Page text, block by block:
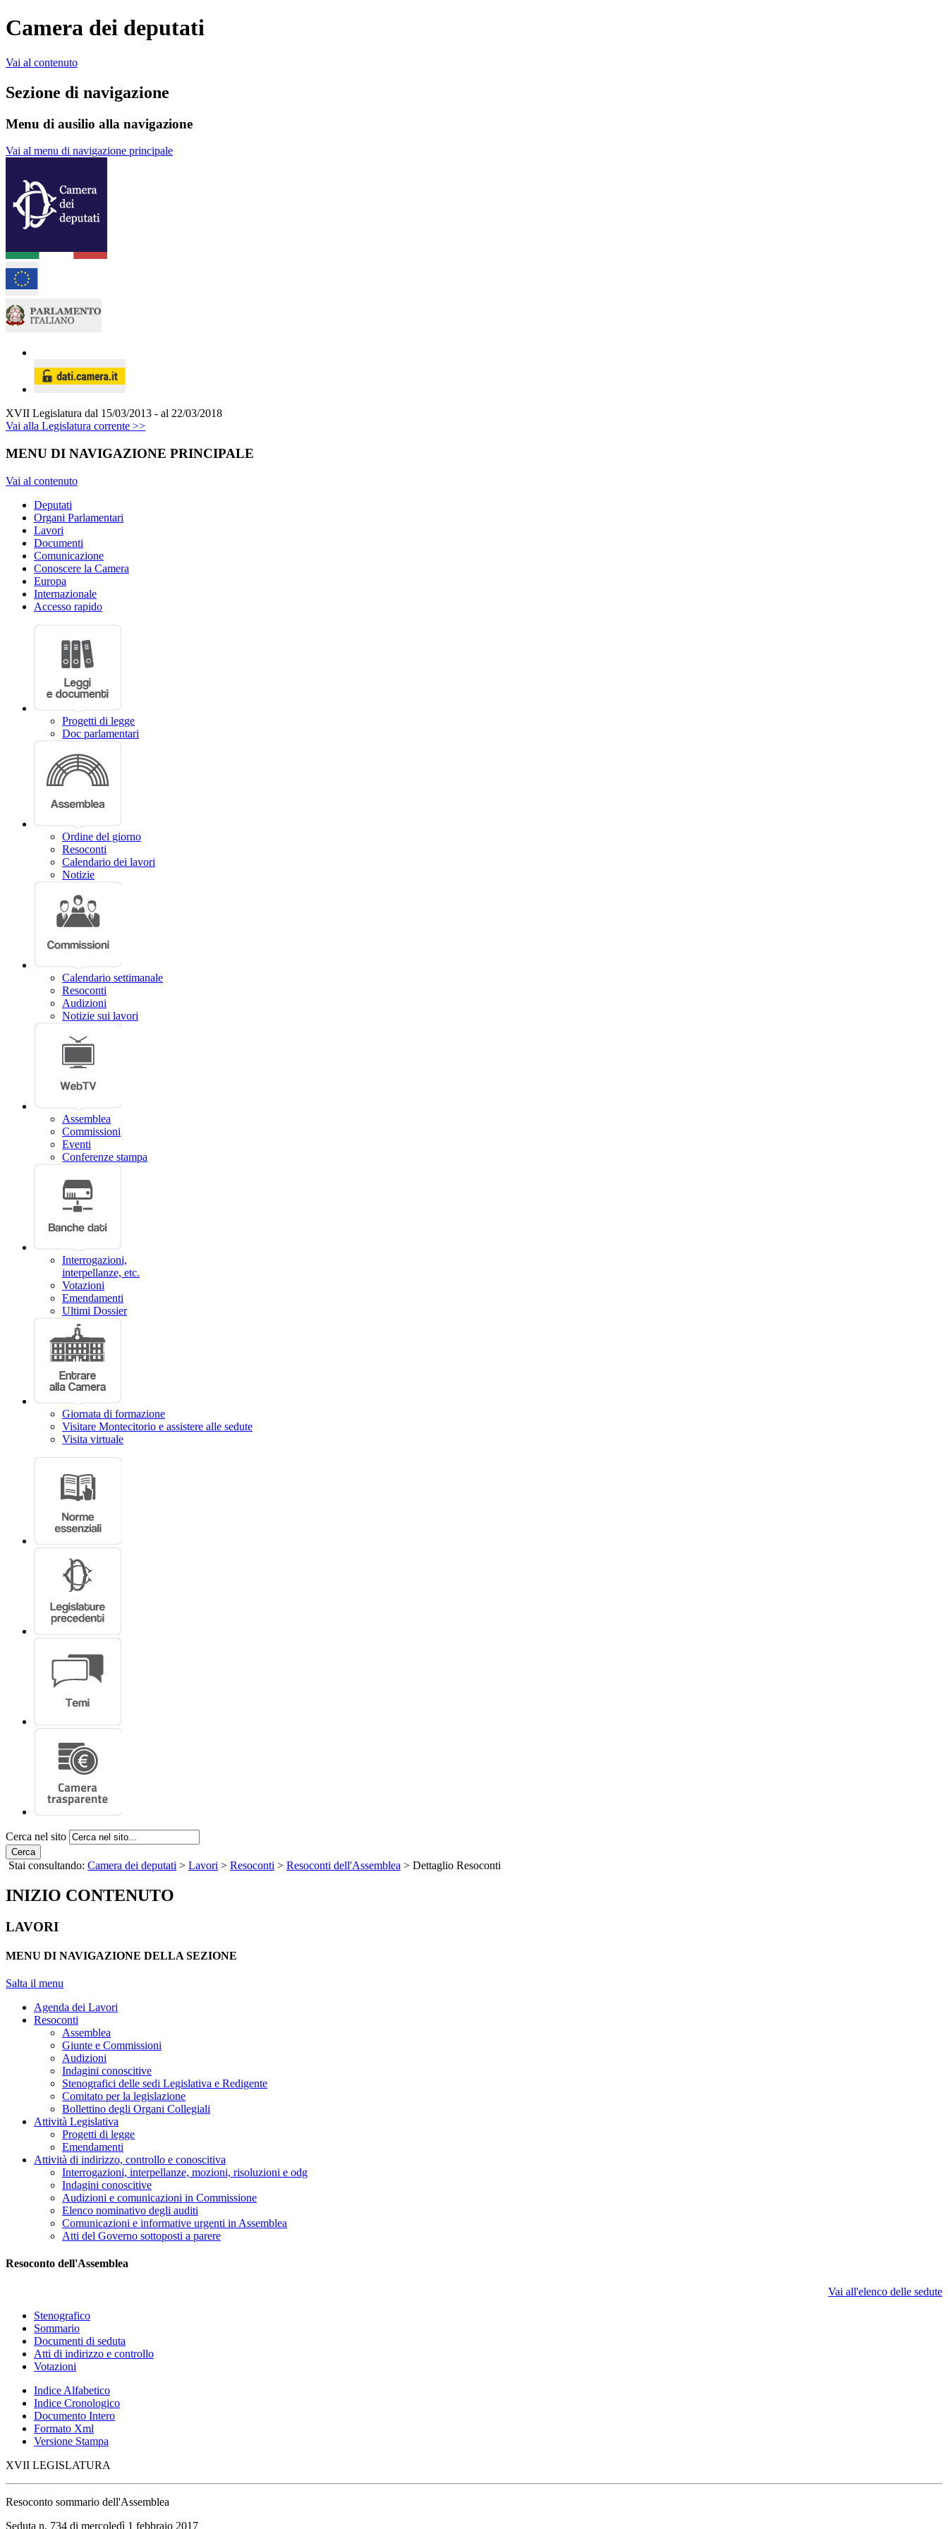
Camera dei deputati
Vai al contenuto
Sezione di navigazione
Menu di ausilio alla navigazione
Vai al menu di navigazione principale
XVII Legislatura dal 15/03/2013 - al 22/03/2018
Vai alla Legislatura corrente >>
MENU DI NAVIGAZIONE PRINCIPALE
Vai al contenuto
Deputati
Organi Parlamentari
Lavori
Documenti
Comunicazione
Conoscere la Camera
Europa
Internazionale
Accesso rapido
Progetti di legge
Doc parlamentari
Ordine del giorno
Resoconti
Calendario dei lavori
Notizie
Calendario settimanale
Resoconti
Audizioni
Notizie sui lavori
Assemblea
Commissioni
Eventi
Conferenze stampa
Interrogazioni,
interpellanze, etc.
Votazioni
Emendamenti
Ultimi Dossier
Giornata di formazione
Visitare Montecitorio e assistere alle sedute
Visita virtuale
Cerca nel sito
Cerca
Stai consultando: Camera dei deputati > Lavori > Resoconti > Resoconti dell'Assemblea > Dettaglio Resoconti
INIZIO CONTENUTO
LAVORI
MENU DI NAVIGAZIONE DELLA SEZIONE
Salta il menu
Agenda dei Lavori
Resoconti
Assemblea
Giunte e Commissioni
Audizioni
Indagini conoscitive
Stenografici delle sedi Legislativa e Redigente
Comitato per la legislazione
Bollettino degli Organi Collegiali
Attività Legislativa
Progetti di legge
Emendamenti
Attività di indirizzo, controllo e conoscitiva
Interrogazioni, interpellanze, mozioni, risoluzioni e odg
Indagini conoscitive
Audizioni e comunicazioni in Commissione
Elenco nominativo degli auditi
Comunicazioni e informative urgenti in Assemblea
Atti del Governo sottoposti a parere
Resoconto dell'Assemblea
Vai all'elenco delle sedute
Stenografico
Sommario
Documenti di seduta
Atti di indirizzo e controllo
Votazioni
Indice Alfabetico
Indice Cronologico
Documento Intero
Formato Xml
Versione Stampa
XVII LEGISLATURA
Resoconto sommario dell'Assemblea
Seduta n. 734 di mercoledì 1 febbraio 2017